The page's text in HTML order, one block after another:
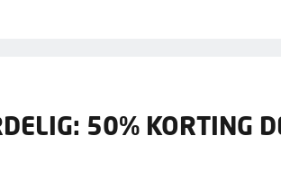
50% KORTING